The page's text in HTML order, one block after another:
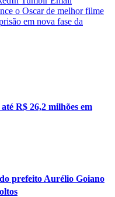
o Oscar de melhor filme
em nova fase da
R$ 26,2 milhões em
prefeito Aurélio Goiano